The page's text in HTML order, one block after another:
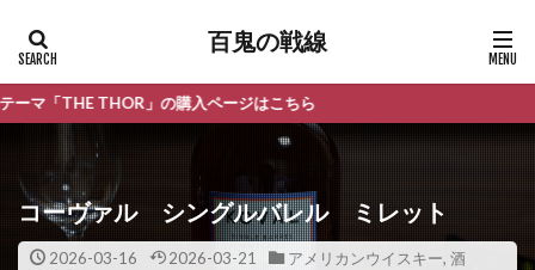
百鬼の戦線
」の購入ページはこちら
コーヴァル シングルバレル ミレット
2026-03-16 2026-03-21 アメリカンウイスキー, 酒